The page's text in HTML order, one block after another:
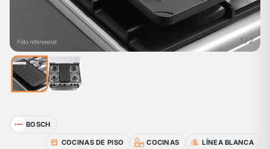
1 / 2
BOSCH
COCINAS DE PISO COCINAS LÍNEA BLANCA